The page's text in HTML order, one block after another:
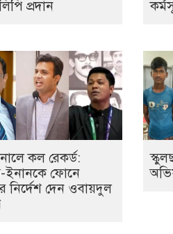
প্রদান
কল রেকর্ড:
ইনানকে ফোনে
নির্দেশ দেন ওবায়দুল